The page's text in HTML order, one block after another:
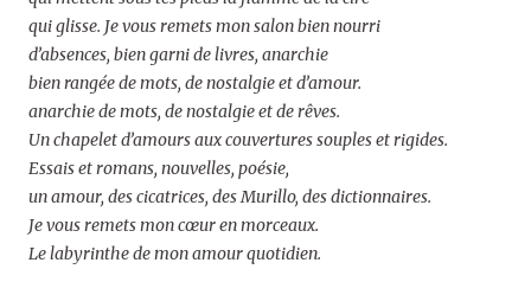
qui glisse. Je vous remets mon salon bien nourri
d’absences, bien garni de livres, anarchie
bien rangée de mots, de nostalgie et d’amour.
anarchie de mots, de nostalgie et de rêves.
Un chapelet d’amours aux couvertures souples et rigides.
Essais et romans, nouvelles, poésie,
un amour, des cicatrices, des Murillo, des dictionnaires.
Je vous remets mon cœur en morceaux.
Le labyrinthe de mon amour quotidien.